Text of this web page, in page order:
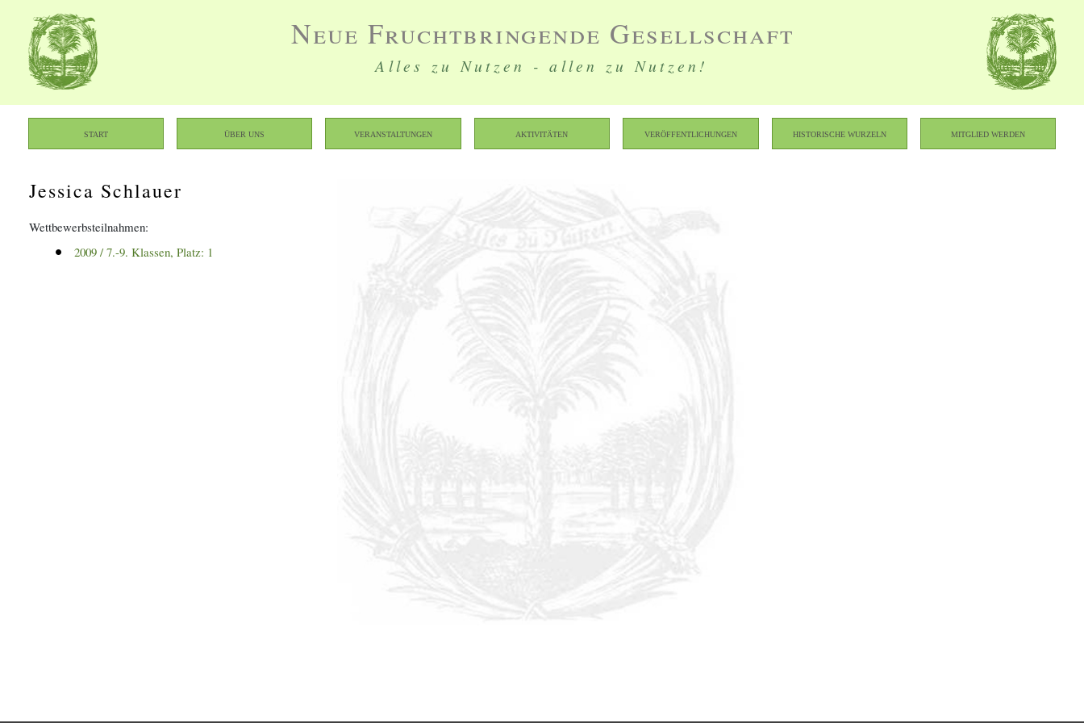
Neue Fruchtbringende Gesellschaft
Alles zu Nutzen - allen zu Nutzen!
Start Über uns Veranstaltungen Aktivitäten Veröffentlichungen Historische Wurzeln Mitglied werden
Jessica Schlauer
Wettbewerbsteilnahmen:
2009 / 7.-9. Klassen, Platz: 1